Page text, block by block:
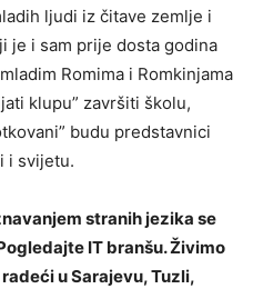
ljudi iz čitave zemlje i
je i sam prije dosta godina
Romima i Romkinjama
klupu” završiti školu,
budu predstavnici
i svijetu.
stranih jezika se
IT branšu. Živimo
u Sarajevu, Tuzli,